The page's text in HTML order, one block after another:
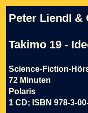
Peter Liendl &
Takimo 19 -
Science-Fiction-
72 Minuten
Polaris
1 CD; ISBN 978-3-